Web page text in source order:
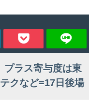
ッ
プラス寄与度は東
クなど=17日後場